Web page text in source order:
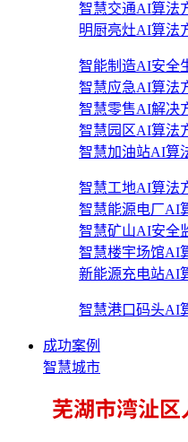
智慧交通AI算法
明厨亮灶AI算法
智能制造AI安全
智慧应急AI算法
智慧零售AI解决
智慧园区AI算法
智慧加油站AI算
智慧工地AI算法
智慧能源电厂AI
智慧矿山AI安全
智慧楼宇场馆AI
新能源充电站AI
智慧港口码头AI
成功案例
智慧城市